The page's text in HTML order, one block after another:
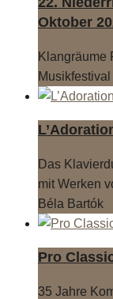
Oktober
Klangräume
Das
mit Werken
Béla Bartók
Pro
35 Jahre